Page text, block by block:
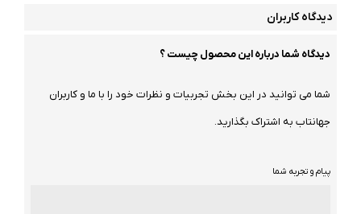
دیدگاه کاربران
دیدگاه شما درباره این محصول چیست ؟
شما می توانید در این بخش تجربیات و نظرات خود را با ما و کاربران
جهانتاب به اشتراک بگذارید.
پیام و تجربه شما